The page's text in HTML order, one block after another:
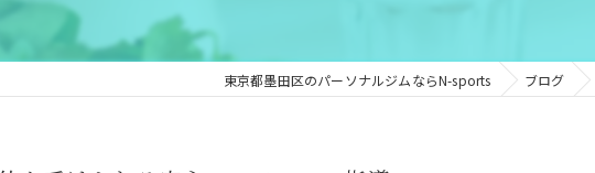
東京都墨田区のパーソナルジムならN-sports ブログ